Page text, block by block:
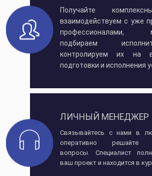
Получайте
взаимодействуем с уже
профессионалами,
подбираем
контролируем их на
подготовки и исполнения
ЛИЧНЫЙ МЕНЕДЖЕР
Связывайтесь с нами в
оперативно решайте
вопросы. Специалист
ваш проект и находится в